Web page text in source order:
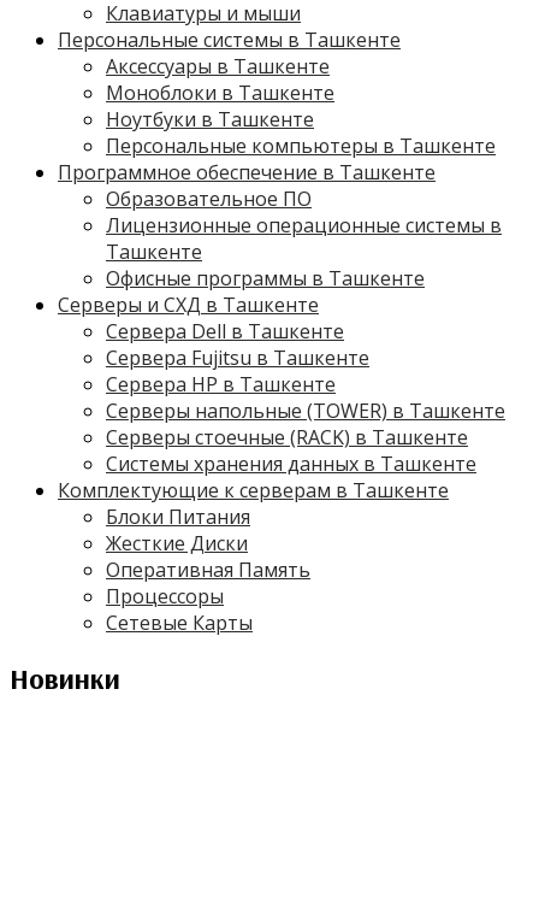
Клавиатуры и мыши
Персональные системы в Ташкенте
Аксессуары в Ташкенте
Моноблоки в Ташкенте
Ноутбуки в Ташкенте
Персональные компьютеры в Ташкенте
Программное обеспечение в Ташкенте
Образовательное ПО
Лицензионные операционные системы в
Ташкенте
Офисные программы в Ташкенте
Серверы и СХД в Ташкенте
Сервера Dell в Ташкенте
Сервера Fujitsu в Ташкенте
Сервера HP в Ташкенте
Серверы напольные (TOWER) в Ташкенте
Серверы стоечные (RACK) в Ташкенте
Системы хранения данных в Ташкенте
Комплектующие к серверам в Ташкенте
Блоки Питания
Жесткие Диски
Оперативная Память
Процессоры
Сетевые Карты
Новинки